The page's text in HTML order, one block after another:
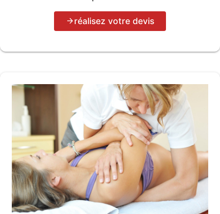
réalisez votre devis